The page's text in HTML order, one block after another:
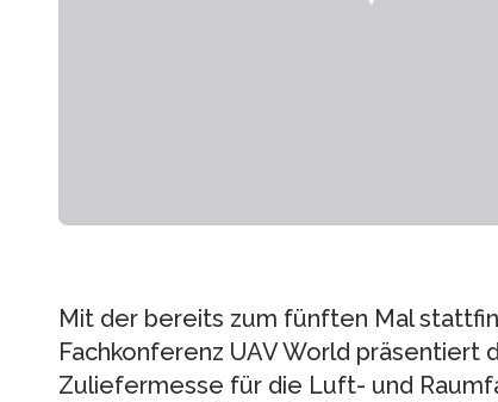
Mit der bereits zum fünften Mal
Fachkonferenz UAV World präsentiert
Zuliefermesse für die Luft- und